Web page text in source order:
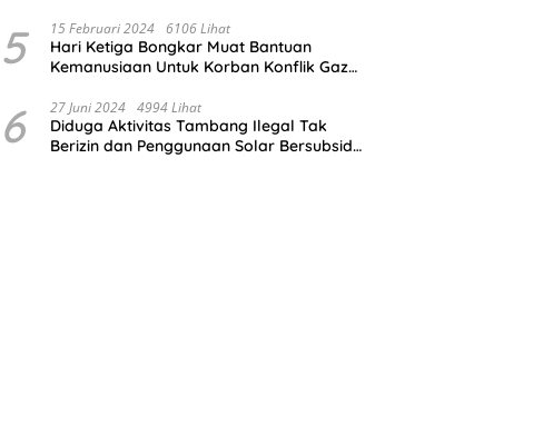
5 15 Februari 2024 6106 Lihat
Hari Ketiga Bongkar Muat Bantuan
Kemanusiaan Untuk Korban Konflik Gaza
6 27 Juni 2024 4994 Lihat
Diduga Aktivitas Tambang Ilegal Tak
Berizin dan Penggunaan Solar Bersubsidi